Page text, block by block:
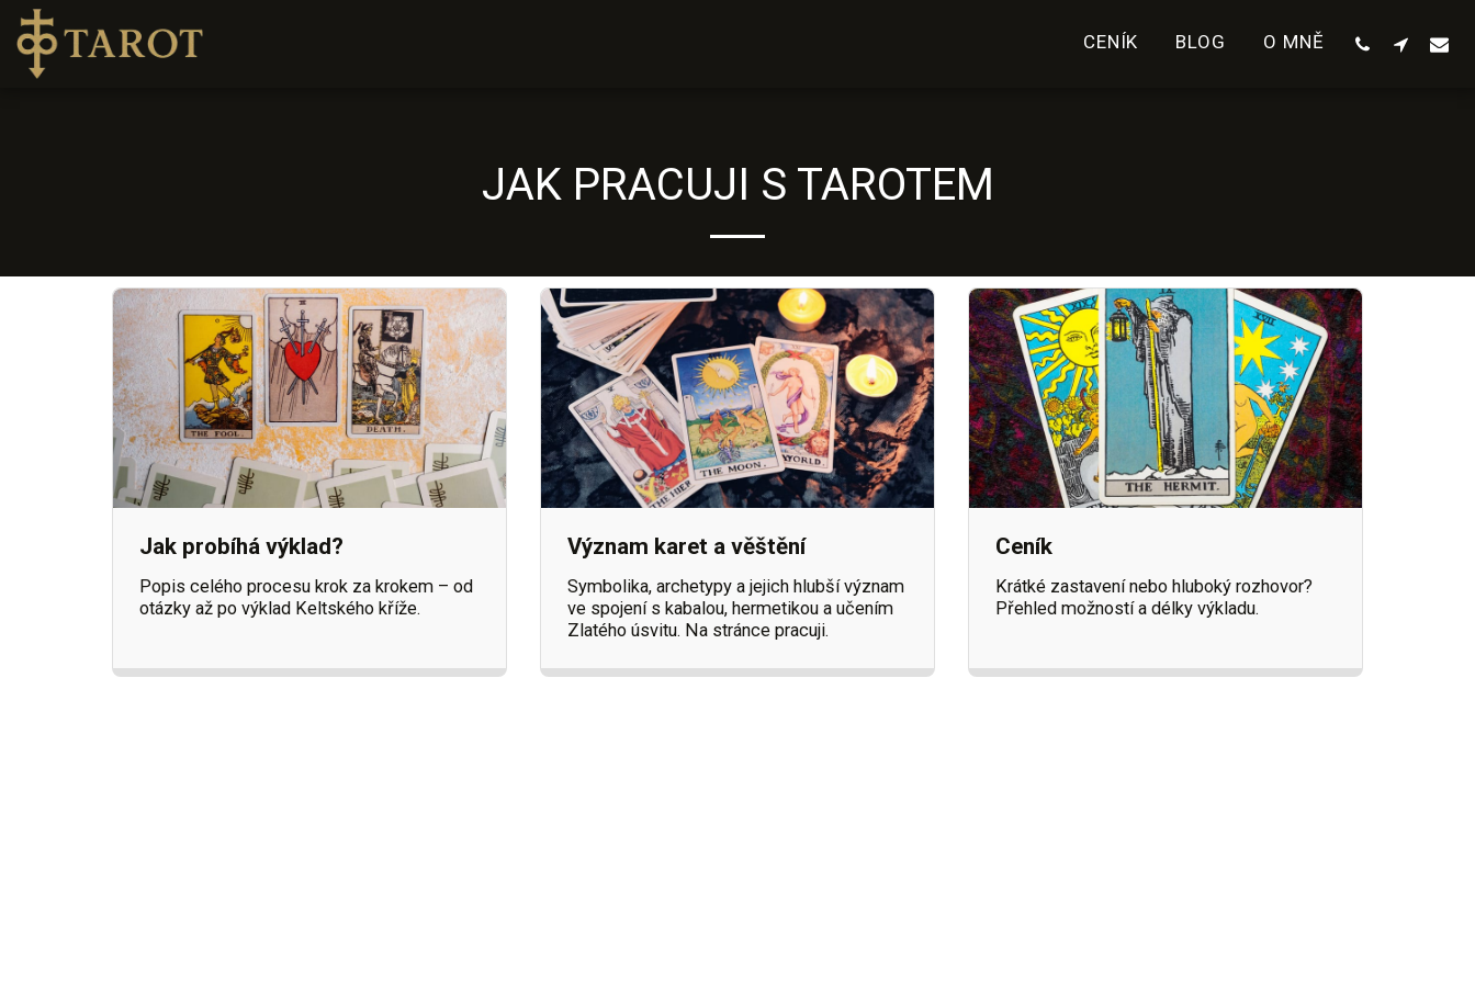
CENÍK BLOG O MNĚ
JAK PRACUJI S TAROTEM
Jak probíhá výklad?
Popis celého procesu krok za krokem – od
otázky až po výklad Keltského kříže.
Význam karet a věštění
Symbolika, archetypy a jejich hlubší význam
ve spojení s kabalou, hermetikou a učením
Zlatého úsvitu. Na stránce pracuji.
Ceník
Krátké zastavení nebo hluboký rozhovor?
Přehled možností a délky výkladu.